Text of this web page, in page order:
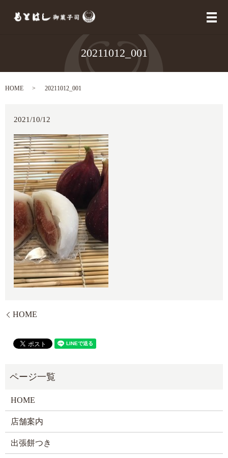
メ
20211012_001
HOME 20211012_001
2021/10/12
HOME
HOME
店舗案内
出張餅つき